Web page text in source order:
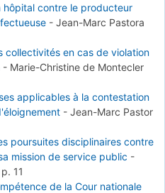
hôpital contre le producteur
- Jean-Marc Pastora
collectivités en cas de violation
- Marie-Christine de Montecler
applicables à la contestation
- Jean-Marc Pastor
poursuites disciplinaires contre
mission de service public -
p. 11
de la Cour nationale